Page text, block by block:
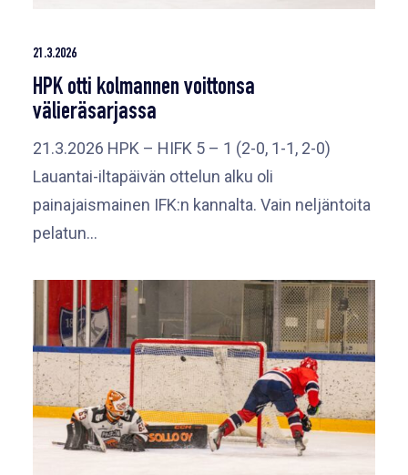
21.3.2026
HPK otti kolmannen voittonsa
välieräsarjassa
21.3.2026 HPK – HIFK 5 – 1 (2-0, 1-1, 2-0)
Lauantai-iltapäivän ottelun alku oli
painajaismainen IFK:n kannalta. Vain neljäntoita
pelatun…